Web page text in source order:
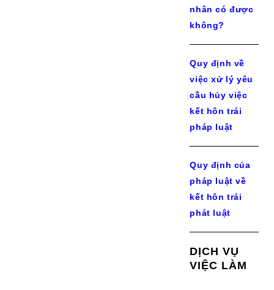
nhân có được
không?
Quy định về
việc xử lý yêu
cầu hủy việc
kết hôn trái
pháp luật
Quy định của
pháp luật về
kết hôn trái
phát luật
DỊCH VỤ
VIỆC LÀM